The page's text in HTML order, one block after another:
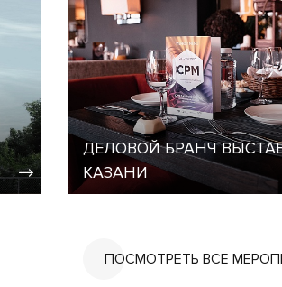
ДЕЛОВОЙ БРАНЧ
КАЗАНИ
ПОСМОТРЕТЬ ВСЕ